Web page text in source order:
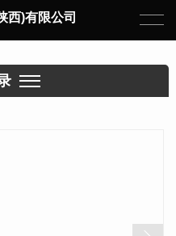
西)有限公司